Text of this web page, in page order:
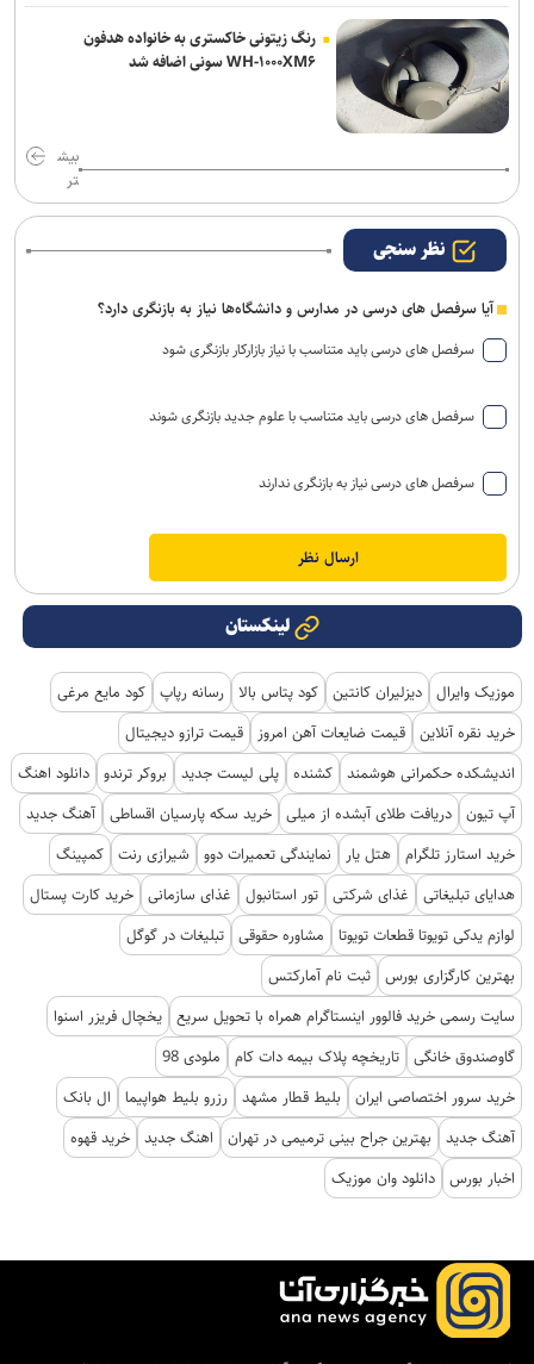
رنگ زیتونی خاکستری به خانواده هدفون
WH-۱۰۰۰XM۶ سونی اضافه شد
بیش
تر
نظر سنجی
آیا سرفصل های درسی در مدارس و دانشگاه‌ها نیاز به بازنگری دارد؟
سرفصل های درسی باید متناسب با نیاز بازارکار بازنگری شود
سرفصل های درسی باید متناسب با علوم جدید بازنگری شوند
سرفصل های درسی نیاز به بازنگری ندارند
لینکستان
موزیک وایرال دیزلیران کانتین کود پتاس بالا رسانه رپاپ کود مایع مرغی
خرید نقره آنلاین قیمت ضایعات آهن امروز
قیمت ترازو دیجیتال
اندیشکده حکمرانی هوشمند کشنده پلی لیست جدید بروکر ترندو دانلود اهنگ
آپ تیون دریافت طلای آبشده از میلی خرید سکه پارسیان اقساطی آهنگ جدید
خرید استارز تلگرام هتل یار نمایندگی تعمیرات دوو شیرازی رنت کمپینگ
هدایای تبلیغاتی
غذای شرکتی تور استانبول غذای سازمانی خرید کارت پستال
لوازم یدکی تویوتا قطعات تویوتا
مشاوره حقوقی تبلیغات در گوگل
بهترین کارگزاری بورس ثبت نام آمارکتس
سایت رسمی خرید فالوور اینستاگرام همراه با تحویل سریع یخچال فریزر اسنوا
گاوصندوق خانگی تاریخچه پلاک بیمه دات کام
ملودی 98
خرید سرور اختصاصی ایران
بلیط قطار مشهد رزرو بلیط هواپیما
ال بانک
آهنگ جدید
بهترین جراح بینی ترمیمی در تهران اهنگ جدید خرید قهوه
اخبار بورس دانلود وان موزیک